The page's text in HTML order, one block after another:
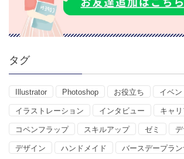
タグ
Illustrator Photoshop お役立ち イベン
イラストレーション インタビュー キャ
コペンフラップ スキルアップ ゼミ
デザイン ハンドメイド バースデープラン